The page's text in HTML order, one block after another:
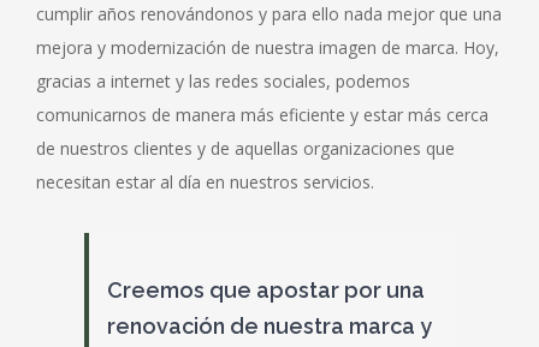
cumplir años renovándonos y para ello nada mejor que una
mejora y modernización de nuestra imagen de marca. Hoy,
gracias a internet y las redes sociales, podemos
comunicarnos de manera más eficiente y estar más cerca
de nuestros clientes y de aquellas organizaciones que
necesitan estar al día en nuestros servicios.
Creemos que apostar por una
renovación de nuestra marca y